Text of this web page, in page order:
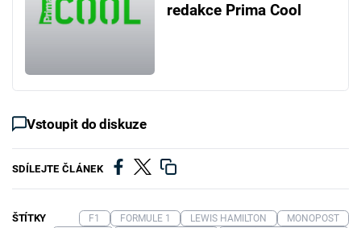
redakce Prima Cool
Vstoupit do diskuze
SDÍLEJTE ČLÁNEK
ŠTÍTKY F1 FORMULE 1 LEWIS HAMILTON
MONOPOST